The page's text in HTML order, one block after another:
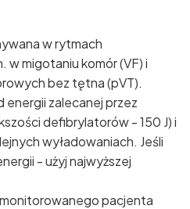
w rytmach
migotaniu komór (VF) i
bez tętna (pVT).
energii zalecanej przez
defibrylatorów - 150 J) i
wyładowaniach. Jeśli
- użyj najwyższej
pacjenta